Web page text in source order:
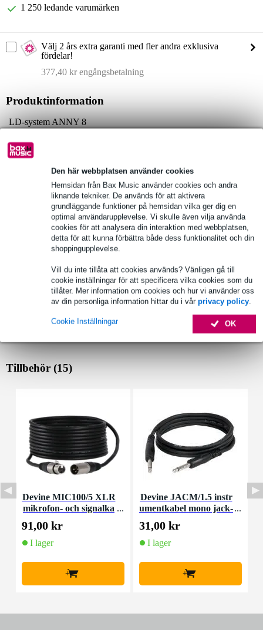
Den här webbplatsen använder cookies
Hemsidan från Bax Music använder cookies och andra
liknande tekniker. De används för att aktivera
grundläggande funktioner på hemsidan vilka ger dig en
optimal användarupplevelse. Vi skulle även vilja använda
cookies för att analysera din interaktion med webbplatsen,
detta för att kunna förbättra både dess funktionalitet och din
shoppingupplevelse.
Vill du inte tillåta att cookies används? Vänligen gå till
cookie inställningar för att specificera vilka cookies som du
tillåter. Mer information om cookies och hur vi använder oss
av din personliga information hittar du i vår privacy policy.
OK
Cookie Inställningar
1 250 ledande varumärken
Välj 2 års extra garanti med fler andra exklusiva
fördelar!
377,40 kr engångsbetalning
Produktinformation
LD-system ANNY 8
frekvensomfång: 53 Hz - 20 kHz
Fullständiga specifikationer
Se även (11)
Tillbehör (15)
Devine MIC100/5 XLR
mikrofon- och signalka
bel 5 meter
91,00 kr
I lager
+
Devine JACM/1.5 instr
umentkabel mono jack-
jack 1.5 meter
31,00 kr
I lager
+